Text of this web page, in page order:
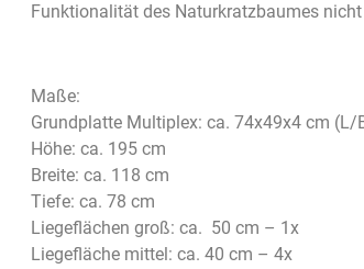
Funktionalität des Naturkratzbaumes
Maße:
Grundplatte Multiplex: ca. 74x49x4 cm (L/
Höhe: ca. 195 cm
Breite: ca. 118 cm
Tiefe: ca. 78 cm
Liegeflächen groß: ca. 50 cm – 1x
Liegefläche mittel: ca. 40 cm – 4x